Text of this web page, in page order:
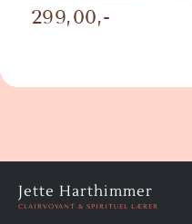
299,00
Jette Harthimmer
CLAIRVOYANT & SPIRITUEL LÆRER